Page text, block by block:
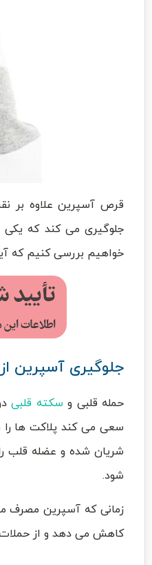
قرص آسپرین علاوه بر
جلوگیری می کند که یکی
خواهیم بررسی کنیم که
جلوگیری آسپرین
حمله قلبی و سکته قلبی
سعی می کند پلاکت ها
شریان شده و عضله قلب
شود.
زمانی که آسپرین مصرف
کاهش می دهد و از